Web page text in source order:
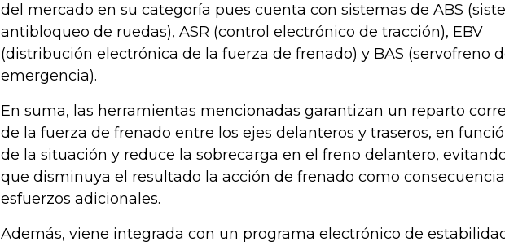
del mercado en su categoría pues cuenta con sistemas de ABS
antibloqueo de ruedas), ASR (control electrónico de tracción), EBV
(distribución electrónica de la fuerza de frenado) y BAS (servofreno
emergencia).
En suma, las herramientas mencionadas garantizan un reparto
de la fuerza de frenado entre los ejes delanteros y traseros, en
de la situación y reduce la sobrecarga en el freno delantero,
que disminuya el resultado la acción de frenado como
esfuerzos adicionales.
Además, viene integrada con un programa electrónico de